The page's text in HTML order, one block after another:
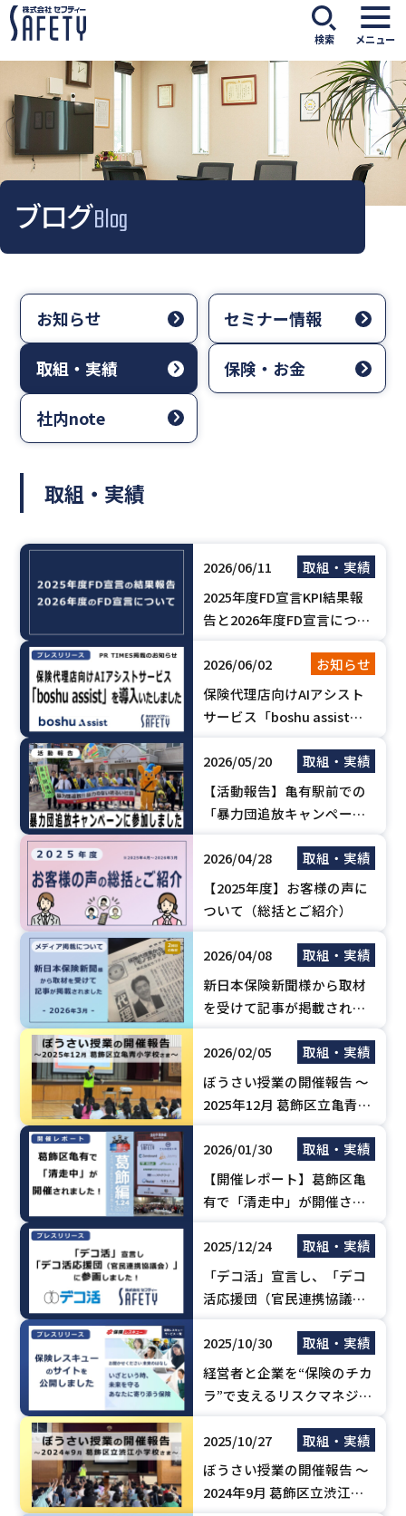
検索 メニュー
ブログBlog
お知らせ セミナー情報
取組・実績 保険・お金
社内note
取組・実績
2026/06/11
取組・実績
2025年度FD宣言KPI結果報
告と2026年度FD宣言につい
2026/06/02
お知らせ
保険代理店向けAIアシスト
サービス「boshu assist」
TIMES掲載のお知らせ】
2026/05/20
取組・実績
【活動報告】亀有駅前での
「暴力団追放キャンペー
不防協）
2026/04/28
取組・実績
【2025年度】お客様の声に
ついて（総括とご紹介）
2026/04/08
取組・実績
新日本保険新聞様から取材
を受けて記事が掲載されま
2026/02/05
取組・実績
ぼうさい授業の開催報告 ～
2025年12月 葛飾区立亀青小
2026/01/30
取組・実績
【開催レポート】葛飾区亀
有で「清走中」が開催され
2025/12/24
取組・実績
「デコ活」宣言し、「デコ
活応援団（官民連携協議
2025/10/30
取組・実績
経営者と企業を“保険のチカ
ラ”で支えるリスクマネジメ
キュー」を公開しました。
2025/10/27
取組・実績
ぼうさい授業の開催報告 ～
2024年9月 葛飾区立渋江小